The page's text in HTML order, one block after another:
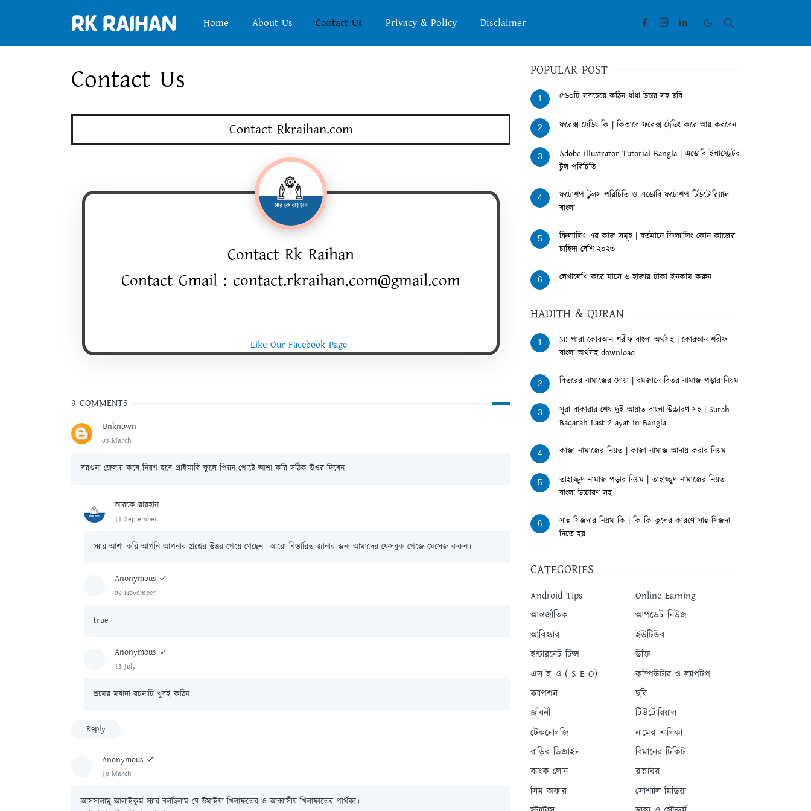
Home About Us Contact Us Privacy & Policy Disclaimer
Contact Us
Contact Rkraihan.com
Contact Rk Raihan
Contact Gmail : contact.rkraihan.com@gmail.com
Like Our Facebook Page
9 COMMENTS
Unknown
03 March
বরগুনা জেলায় কবে নিয়গ হবে প্রাইমারি স্কুলে পিয়ন পোষ্টে আশা করি সঠিক উওর দিবেন
আরকে রায়হান
11 September
স্যার আশা করি আপনি আপনার প্রশ্নের উত্তর পেয়ে গেছেন। আরো বিস্তারিত জানার জন্য আমাদের ফেসবুক পেজে মেসেজ করুন।
Anonymous
09 November
true
Anonymous
13 July
শ্রমের মর্যাদা রচনাটি খুবই কঠিন
Reply
Anonymous
18 March
আসসালামু আলাইকুম স্যার বলছিলাম যে উমাইয়া খিলাফতের ও আব্বাসীয় খিলাফাতের পার্থক্য।
POPULAR POST
1 ৫৬০টি সবচেয়ে কঠিন ধাঁধা উত্তর সহ ছবি
2 ফরেক্স ট্রেডিং কি | কিভাবে ফরেক্স ট্রেডিং করে আয় করবেন
3
Adobe illustrator Tutorial Bangla | এডোবি ইলাস্ট্রেটর
টুল পরিচিতি
4
ফটোশপ টুলস পরিচিতি ও এডোবি ফটোশপ টিউটোরিয়াল
বাংলা
5
ফ্রিল্যান্সিং এর কাজ সমূহ | বর্তমানে ফ্রিল্যান্সিং কোন কাজের
চাহিদা বেশি ২০২৩
6 লেখালেখি করে মাসে ৬ হাজার টাকা ইনকাম করুন
HADITH & QURAN
1
30 পারা কোরআন শরীফ বাংলা অর্থসহ | কোরআন শরীফ
বাংলা অর্থসহ download
2 বিতরের নামাজের দোয়া | রমজানে বিতর নামাজ পড়ার নিয়ম
3
সূরা বাকারার শেষ দুই আয়াত বাংলা উচ্চারণ সহ | Surah
Baqarah Last 2 ayat in Bangla
4 কাজা নামাজের নিয়ত | কাজা নামাজ আদায় করার নিয়ম
5
তাহাজ্জুদ নামাজ পড়ার নিয়ম | তাহাজ্জুদ নামাজের নিয়ত
বাংলা উচ্চারণ সহ
6
সাহু সিজদার নিয়ম কি | কি কি ভুলের কারণে সাহু সিজদা
দিতে হয়
CATEGORIES
Android Tips
Online Earning
আন্তর্জাতিক
আপডেট নিউজ
আবিস্কার
ইউটিউব
ইন্টারনেট টিপ্স
উক্তি
এস ই ও ( S E O)
কম্পিউটার ও ল্যাপটপ
ক্যাপশন
ছবি
জীবনী
টিউটোরিয়াল
টেকনোলজি
নামের তালিকা
বাড়ির ডিজাইন
বিমানের টিকিট
ব্যাংক লোন
রান্নাঘর
সিম অফার
সোশ্যাল মিডিয়া